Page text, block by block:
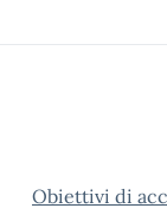
Obiettivi di